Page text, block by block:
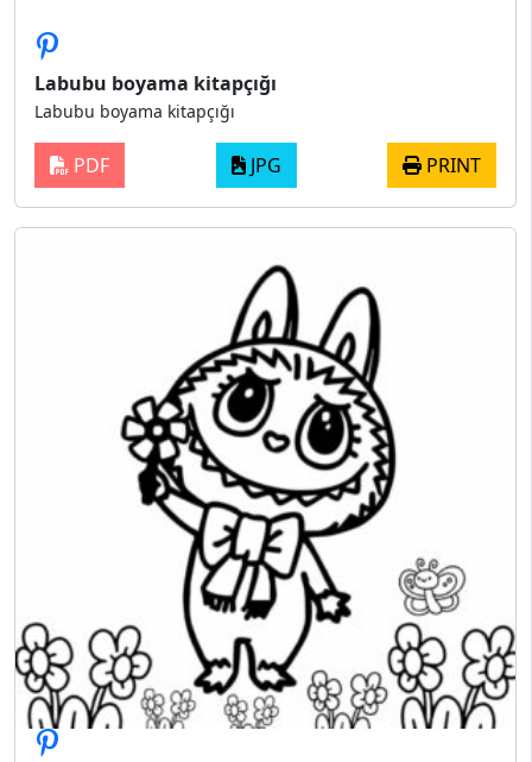
Labubu boyama kitapçığı
Labubu boyama kitapçığı
PDF JPG PRINT